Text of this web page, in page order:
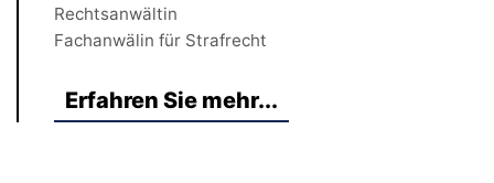
Rechtsanwältin
Fachanwälin für Strafrecht
Erfahren Sie mehr...